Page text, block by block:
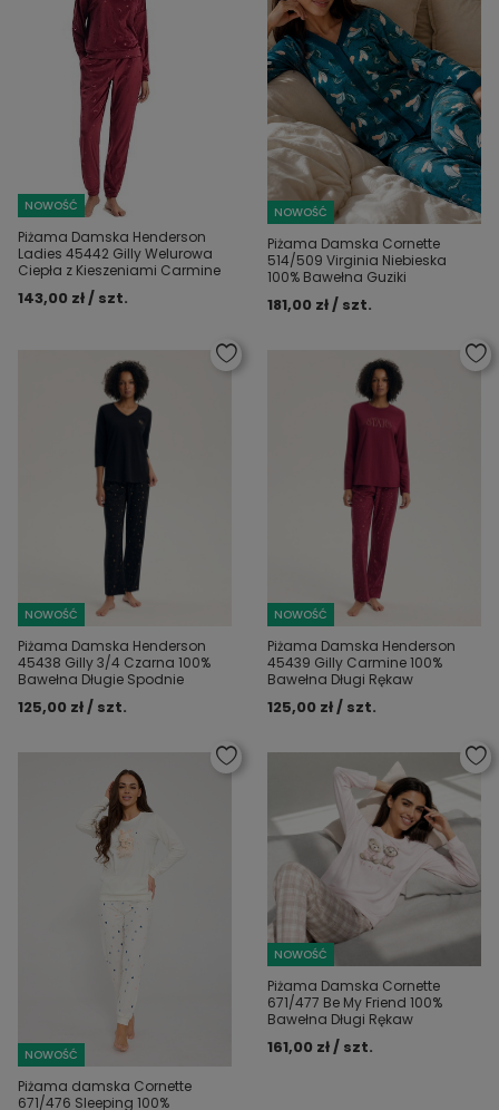
NOWOŚĆ
Piżama Damska Henderson
Ladies 45442 Gilly Welurowa
Ciepła z Kieszeniami Carmine
143,00 zł / szt.
NOWOŚĆ
Piżama Damska Cornette
514/509 Virginia Niebieska
100% Bawełna Guziki
181,00 zł / szt.
NOWOŚĆ
Piżama Damska Henderson
45438 Gilly 3/4 Czarna 100%
Bawełna Długie Spodnie
125,00 zł / szt.
NOWOŚĆ
Piżama Damska Henderson
45439 Gilly Carmine 100%
Bawełna Długi Rękaw
125,00 zł / szt.
NOWOŚĆ
Piżama damska Cornette
671/476 Sleeping 100%
NOWOŚĆ
Piżama Damska Cornette
671/477 Be My Friend 100%
Bawełna Długi Rękaw
161,00 zł / szt.